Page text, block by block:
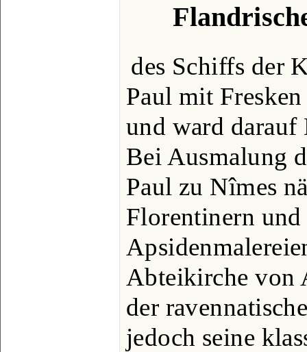
des Schiffs der
Paul mit
und ward
Bei Ausmalung
Paul zu Nîmes
Florentinern und
Abteikirche von
der
jedoch seine